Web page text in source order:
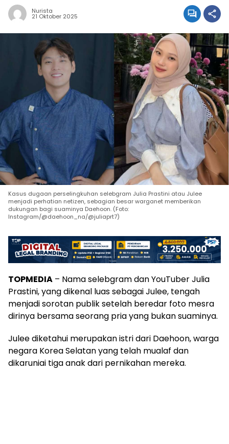
Nurista
21 Oktober 2025
Kasus dugaan perselingkuhan selebgram Julia Prastini atau Julee
menjadi perhatian netizen, sebagian besar warganet memberikan
dukungan bagi suaminya Daehoon. (Foto:
Instagram/@daehoon_na/@juliaprt7)
TOPMEDIA – Nama selebgram dan YouTuber Julia
Prastini, yang dikenal luas sebagai Julee, tengah
menjadi sorotan publik setelah beredar foto mesra
dirinya bersama seorang pria yang bukan suaminya.
Julee diketahui merupakan istri dari Daehoon, warga
negara Korea Selatan yang telah mualaf dan
dikaruniai tiga anak dari pernikahan mereka.